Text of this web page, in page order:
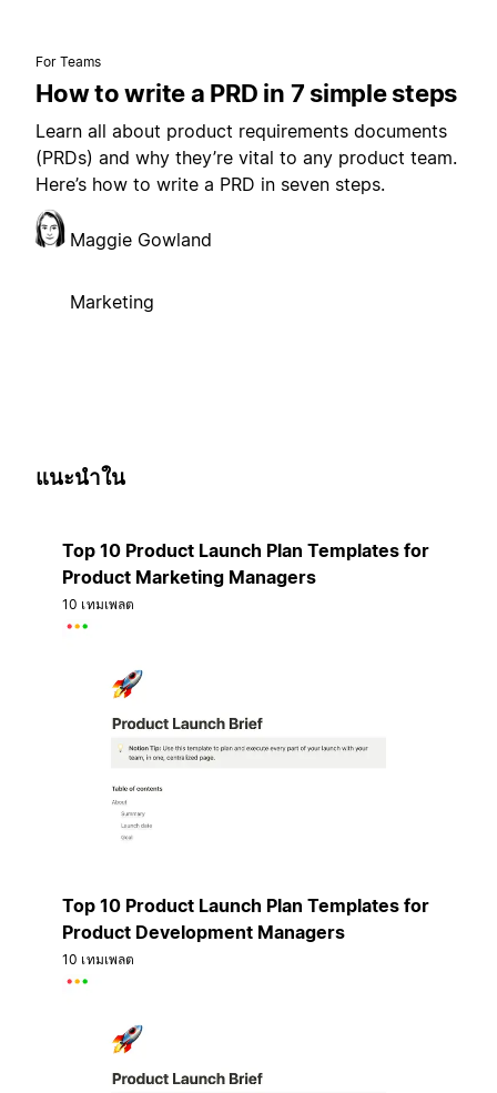
For Teams
How to write a PRD in 7 simple steps
Learn all about product requirements documents
(PRDs) and why they’re vital to any product team.
Here’s how to write a PRD in seven steps.
Maggie Gowland
Marketing
แนะนำใน
Top 10 Product Launch Plan Templates for
Product Marketing Managers
10 เทมเพลต
Top 10 Product Launch Plan Templates for
Product Development Managers
10 เทมเพลต